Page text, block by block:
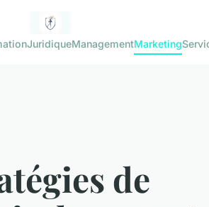
JuridiqueManagementMarketing
de